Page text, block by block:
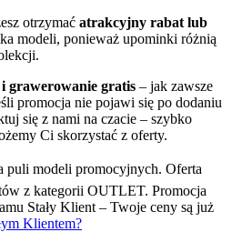
otrzymać atrakcyjny rabat lub
modeli, ponieważ upominki różnią
grawerowanie gratis – jak zawsze
promocja nie pojawi się po dodaniu
się z nami na czacie – szybko
Ci skorzystać z oferty.
puli modeli promocyjnych. Oferta
z kategorii OUTLET. Promocja
Stały Klient – Twoje ceny są już
Klientem?